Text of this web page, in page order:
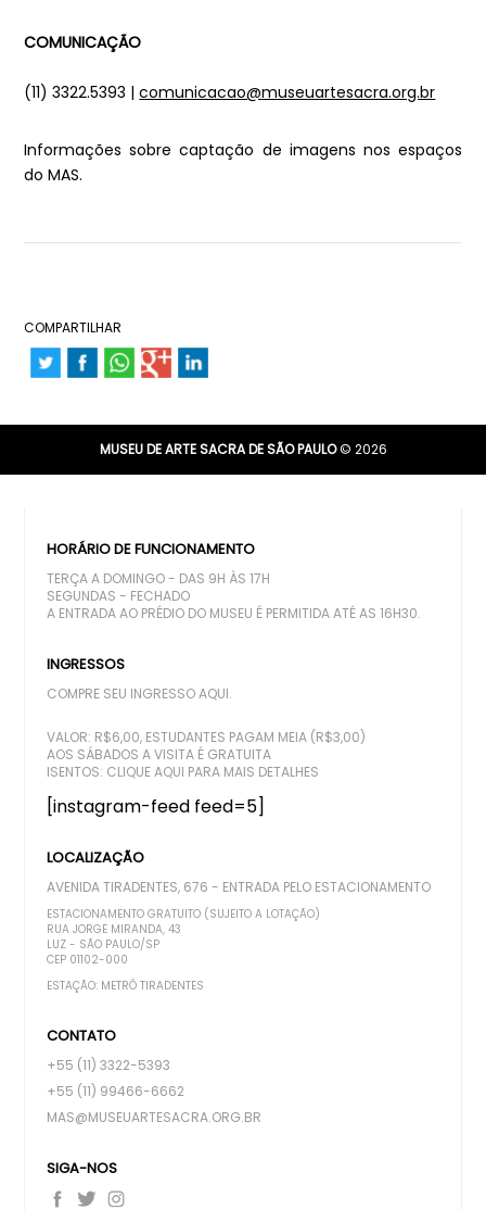
COMUNICAÇÃO
(11) 3322.5393 |comunicacao@museuartesacra.org.br
Informações sobre captação de imagens nos espaços
do MAS.
COMPARTILHAR
MUSEU DE ARTE SACRA DE SÃO PAULO© 2026
HORÁRIO DE FUNCIONAMENTO
TERÇA A DOMINGO - DAS 9H ÀS 17H
SEGUNDAS - FECHADO
A ENTRADA AO PRÉDIO DO MUSEU É PERMITIDA ATÉ AS 16H30.
INGRESSOS
COMPRE SEU INGRESSO AQUI.
VALOR: R$6,00, ESTUDANTES PAGAM MEIA (R$3,00)
AOS SÁBADOS A VISITA É GRATUITA
ISENTOS: CLIQUE AQUI PARA MAIS DETALHES
[instagram-feed feed=5]
LOCALIZAÇÃO
AVENIDA TIRADENTES, 676 - ENTRADA PELO ESTACIONAMENTO
ESTACIONAMENTO GRATUITO (SUJEITO A LOTAÇÃO)
RUA JORGE MIRANDA, 43
LUZ - SÃO PAULO/SP
CEP 01102-000
ESTAÇÃO: METRÔ TIRADENTES
CONTATO
+55 (11) 3322-5393
+55 (11) 99466-6662
MAS@MUSEUARTESACRA.ORG.BR
SIGA-NOS